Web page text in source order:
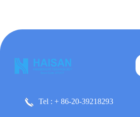
Tel : + 86-20-39218293